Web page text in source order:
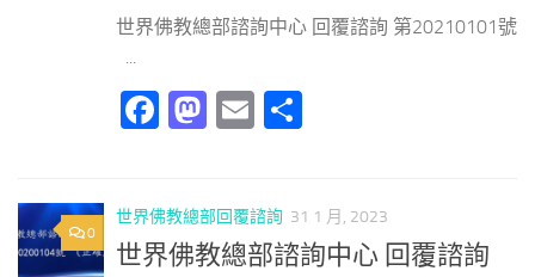
世界佛教總部諮詢中心 回覆諮詢 第20210101號
Facebook
Mastodon
Email
0
世界佛教總部回覆諮詢 31 1 月, 2023
世界佛教總部諮詢中心 回覆諮詢